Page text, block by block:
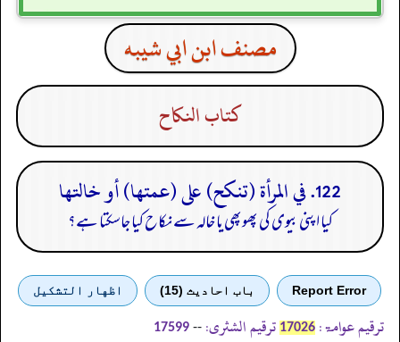
مصنف ابن ابي شيبه
كتاب النكاح
122. في المرأة (تنكح) على (عمتها) أو خالتها
کیا اپنی بیوی کی پھوپھی یا خالہ سے نکاح کیا جاسکتا ہے؟
Report Error باب احادیث (15) اظهار التشكيل
ترقیم عوامۃ: 17026 ترقیم الشثری: --
17599